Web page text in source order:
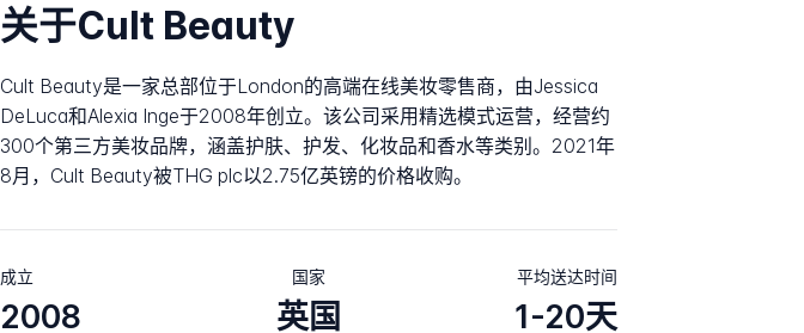
关于Cult Beauty
Cult Beauty是一家总部位于London的高端在线美妆零售商，由Jessica
DeLuca和Alexia Inge于2008年创立。该公司采用精选模式运营，经营约
300个第三方美妆品牌，涵盖护肤、护发、化妆品和香水等类别。2021年
8月，Cult Beauty被THG plc以2.75亿英镑的价格收购。
成立
2008
国家
英国
平均送达时间
1-20天